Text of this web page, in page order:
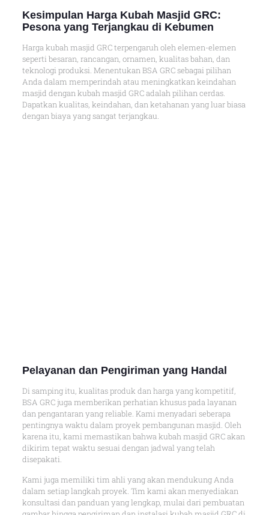
Kesimpulan Harga Kubah Masjid GRC:
Pesona yang Terjangkau di Kebumen
Harga kubah masjid GRC terpengaruh oleh elemen-elemen
seperti besaran, rancangan, ornamen, kualitas bahan, dan
teknologi produksi. Menentukan BSA GRC sebagai pilihan
Anda dalam memperindah atau meningkatkan keindahan
masjid dengan kubah masjid GRC adalah pilihan cerdas.
Dapatkan kualitas, keindahan, dan ketahanan yang luar biasa
dengan biaya yang sangat terjangkau.
Pelayanan dan Pengiriman yang Handal
Di samping itu, kualitas produk dan harga yang kompetitif,
BSA GRC juga memberikan perhatian khusus pada layanan
dan pengantaran yang reliable. Kami menyadari seberapa
pentingnya waktu dalam proyek pembangunan masjid. Oleh
karena itu, kami memastikan bahwa kubah masjid GRC akan
dikirim tepat waktu sesuai dengan jadwal yang telah
disepakati.
Kami juga memiliki tim ahli yang akan mendukung Anda
dalam setiap langkah proyek. Tim kami akan menyediakan
konsultasi dan panduan yang lengkap, mulai dari pembuatan